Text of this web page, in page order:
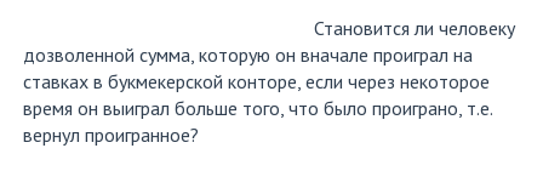
Становится ли человеку
дозволенной сумма, которую он вначале проиграл на
ставках в букмекерской конторе, если через некоторое
время он выиграл больше того, что было проиграно, т.е.
вернул проигранное?